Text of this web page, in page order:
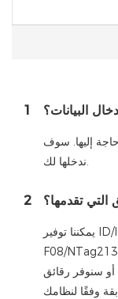
1 البيانات؟
إليها. سوف
ندخلها لك.
2 التي تقدمها؟
يمكننا توفير ID/IC/Chip
F08/
أو سنوفر رقائق